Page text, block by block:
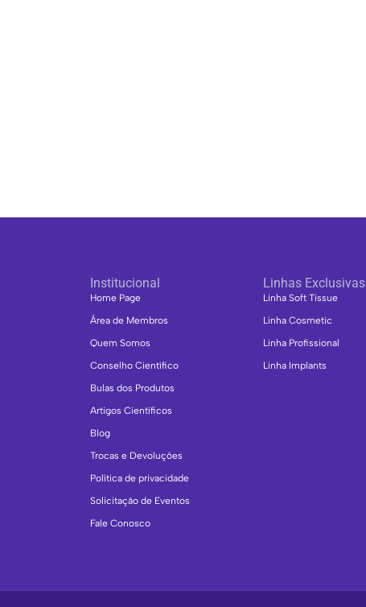
Institucional
Home Page
Área de Membros
Quem Somos
Conselho Científico
Bulas dos Produtos
Artigos Científicos
Blog
Trocas e Devoluções
Política de privacidade
Solicitação de Eventos
Fale Conosco
Linhas Exclusivas
Linha Soft Tissue
Linha Cosmetic
Linha Profissional
Linha Implants